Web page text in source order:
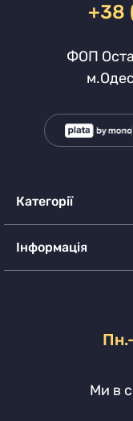
+38
ФОП
Категорії
Інформація
Ми в